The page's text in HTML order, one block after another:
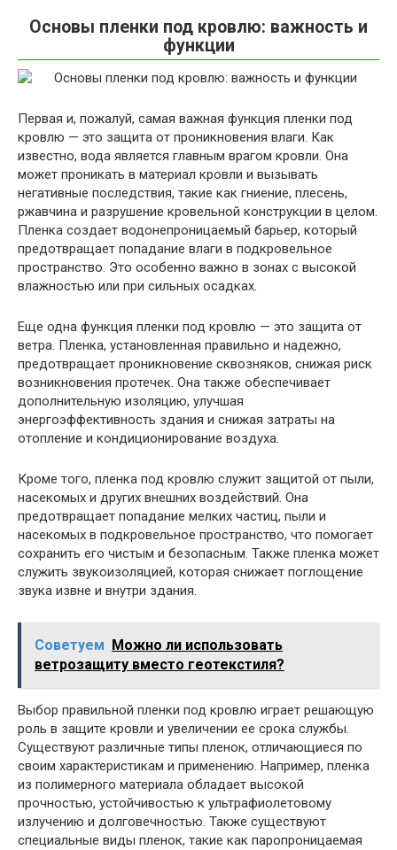
Основы пленки под кровлю: важность и
функции
Первая и, пожалуй, самая важная функция пленки под
кровлю — это защита от проникновения влаги. Как
известно, вода является главным врагом кровли. Она
может проникать в материал кровли и вызывать
негативные последствия, такие как гниение, плесень,
ржавчина и разрушение кровельной конструкции в целом.
Пленка создает водонепроницаемый барьер, который
предотвращает попадание влаги в подкровельное
пространство. Это особенно важно в зонах с высокой
влажностью или при сильных осадках.
Еще одна функция пленки под кровлю — это защита от
ветра. Пленка, установленная правильно и надежно,
предотвращает проникновение сквозняков, снижая риск
возникновения протечек. Она также обеспечивает
дополнительную изоляцию, улучшая
энергоэффективность здания и снижая затраты на
отопление и кондиционирование воздуха.
Кроме того, пленка под кровлю служит защитой от пыли,
насекомых и других внешних воздействий. Она
предотвращает попадание мелких частиц, пыли и
насекомых в подкровельное пространство, что помогает
сохранить его чистым и безопасным. Также пленка может
служить звукоизоляцией, которая снижает поглощение
звука извне и внутри здания.
Советуем Можно ли использовать
ветрозащиту вместо геотекстиля?
Выбор правильной пленки под кровлю играет решающую
роль в защите кровли и увеличении ее срока службы.
Существуют различные типы пленок, отличающиеся по
своим характеристикам и применению. Например, пленка
из полимерного материала обладает высокой
прочностью, устойчивостью к ультрафиолетовому
излучению и долговечностью. Также существуют
специальные виды пленок, такие как паропроницаемая